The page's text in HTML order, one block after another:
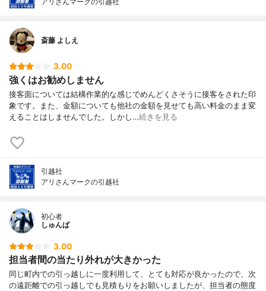
斎藤 よしえ
3.00
強くはお勧めしません
接客面については結構作業的な感じでめんどくさそうに接客をされた印
象です。また、金額についても他社の金額を見せても高い料金のまま変
えることはしませんでした。しかし…続きを見る
引越社
アリさんマークの引越社
初心者
しゅんぱ
3.00
担当者間の当たり外れが大きかった
同じ町内での引っ越しに一度利用して、とても対応が良かったので、次
の遠距離での引っ越しでも見積もりをお願いしましたが、担当者の態度